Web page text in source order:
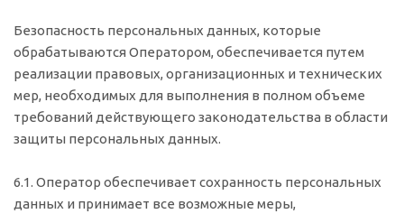
Безопасность персональных данных, которые
обрабатываются Оператором, обеспечивается путем
реализации правовых, организационных и технических
мер, необходимых для выполнения в полном объеме
требований действующего законодательства в области
защиты персональных данных.
6.1. Оператор обеспечивает сохранность персональных
данных и принимает все возможные меры,